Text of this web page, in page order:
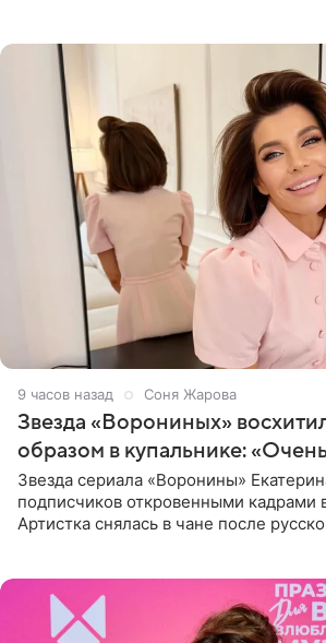
9 часов назад Соня Жарова
Звезда «Ворониных»
образом в купальнике:
Звезда сериала «Воронины»
подписчиков откровенными кадрами
Артистка снялась в чане после